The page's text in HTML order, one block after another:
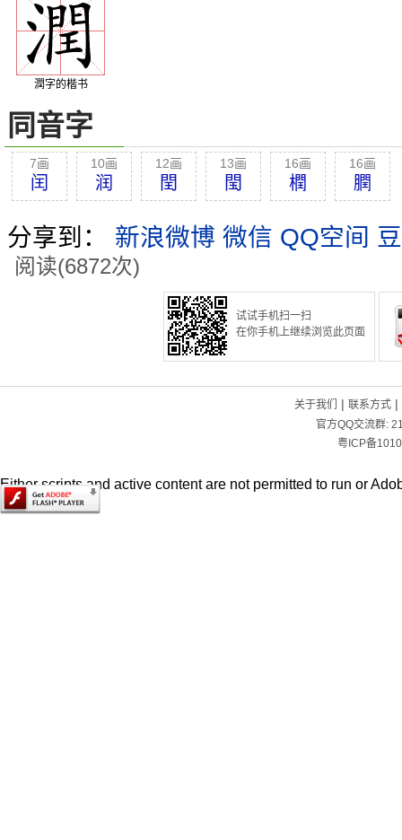
潤字的楷书
同音字
7画
闰
10画
润
12画
閏
13画
閠
16画
橍
16画
膶
分享到： 新浪微博 微信 QQ空间
阅读(6872次)
试试手机扫一扫
在你手机上继续浏览此页面
关于我们 | 联系方式|
官方QQ交流群:
粤ICP备
Either scripts and active content are not permitted to run or